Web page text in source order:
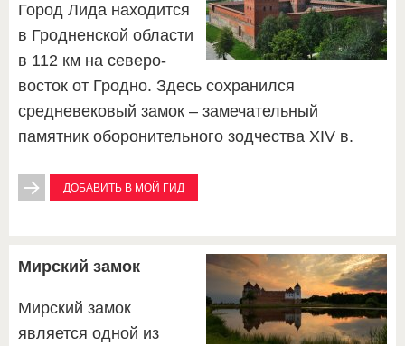
Город Лида находится
в Гродненской области
в 112 км на северо-
восток от Гродно. Здесь сохранился
средневековый замок – замечательный
памятник оборонительного зодчества XIV в.
ДОБАВИТЬ В МОЙ ГИД
Мирский замок
Мирский замок
является одной из